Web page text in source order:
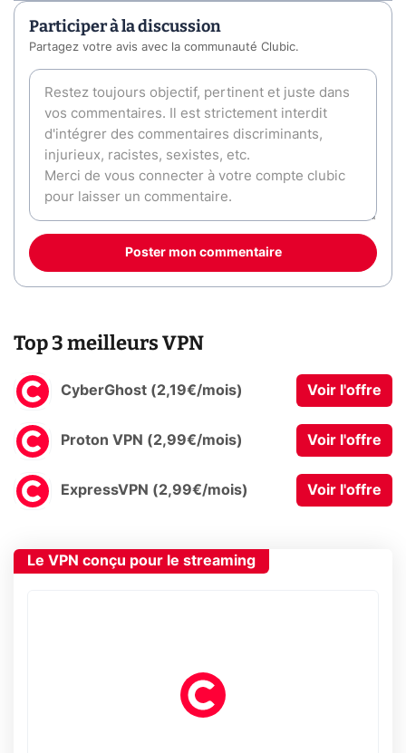
Participer à la discussion
Partagez votre avis avec la communauté Clubic.
Poster mon commentaire
Top 3 meilleurs VPN
CyberGhost (2,19€/mois) Voir l'offre
Proton VPN (2,99€/mois) Voir l'offre
ExpressVPN (2,99€/mois) Voir l'offre
Le VPN conçu pour le streaming